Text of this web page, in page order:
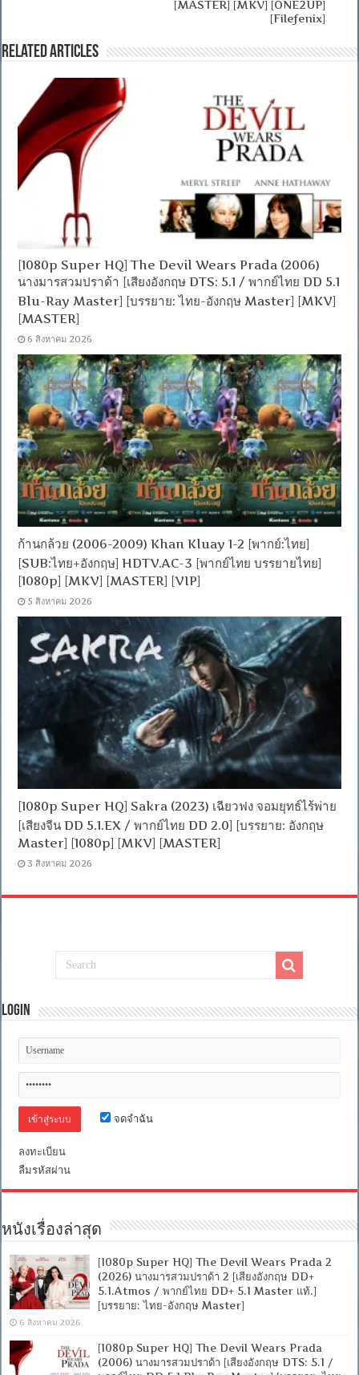
[MASTER] [MKV] [ONE2UP]
[Filefenix]
Related Articles
[1080p Super HQ] The Devil Wears Prada (2006)
นางมารสวมปราด้า [เสียงอังกฤษ DTS: 5.1 / พากย์ไทย DD 5.1
Blu-Ray Master] [บรรยาย: ไทย-อังกฤษ Master] [MKV]
[MASTER]
6 สิงหาคม 2026
ก้านกล้วย (2006-2009) Khan Kluay 1-2 [พากย์:ไทย]
[SUB:ไทย+อังกฤษ] HDTV.AC-3 [พากย์ไทย บรรยายไทย]
[1080p] [MKV] [MASTER] [VIP]
5 สิงหาคม 2026
[1080p Super HQ] Sakra (2023) เฉียวฟง จอมยุทธ์ไร้พ่าย
[เสียงจีน DD 5.1.EX / พากย์ไทย DD 2.0] [บรรยาย: อังกฤษ
Master] [1080p] [MKV] [MASTER]
3 สิงหาคม 2026
Login
จดจำฉัน
ลงทะเบียน
ลืมรหัสผ่าน
หนังเรื่องล่าสุด
[1080p Super HQ] The Devil Wears Prada 2
(2026) นางมารสวมปราด้า 2 [เสียงอังกฤษ DD+
5.1.Atmos / พากย์ไทย DD+ 5.1 Master แท้.]
[บรรยาย: ไทย-อังกฤษ Master]
6 สิงหาคม 2026
[1080p Super HQ] The Devil Wears Prada
(2006) นางมารสวมปราด้า [เสียงอังกฤษ DTS: 5.1 /